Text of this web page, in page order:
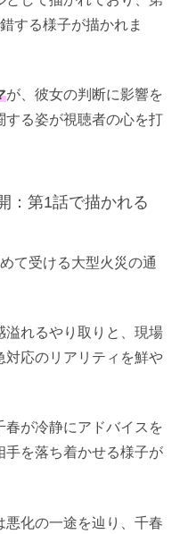
する様子が描かれま
が、彼女の判断に影響を
する姿が視聴者の心を打
：第1話で描かれる
て受ける大型火災の通
溢れるやり取りと、現場
対応のリアリティを鮮や
が冷静にアドバイスを
手を落ち着かせる様子が
悪化の一途を辿り、千春